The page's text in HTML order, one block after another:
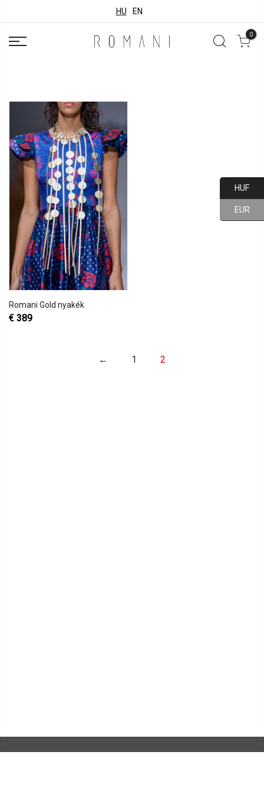
HU EN
0
Romani Gold nyakék
€ 389
← 1 2
HUF
EUR